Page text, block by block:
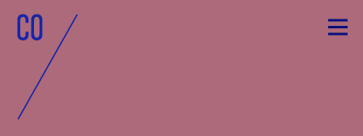
Skip